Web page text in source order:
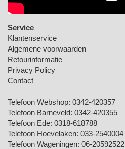
Service
Klantenservice
Algemene voorwaarden
Retourinformatie
Privacy Policy
Contact
Telefoon Webshop: 0342-420357
Telefoon Barneveld: 0342-420355
Telefoon Ede: 0318-618788
Telefoon Hoevelaken: 033-2540004
Telefoon Wageningen: 06-20592522